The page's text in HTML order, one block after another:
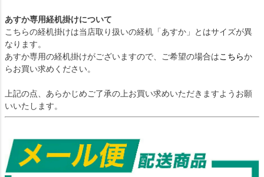
あすか専用経机掛けについて
こちらの経机掛けは当店取り扱いの経机「あすか」とはサイズが異
なります。
あすか専用の経机掛けがございますので、ご希望の場合はこちらか
らお買い求めください。
上記の点、あらかじめご了承の上お買い求めいただきますようお願
いいたします。